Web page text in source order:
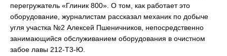
перегружатель «Глиник 800». О том, как работает это
оборудование, журналистам рассказал механик по добыче
угля участка №2 Алексей Пшеничников, непосредственно
занимающийся обслуживанием оборудования в очистном
забое лавы 212-Т3-Ю.